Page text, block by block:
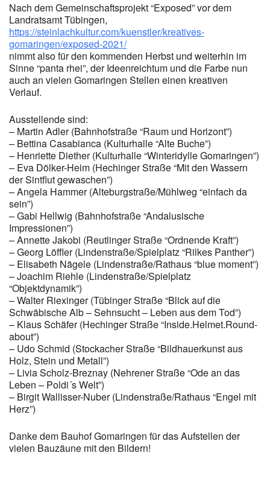
Nach dem Gemeinschaftsprojekt “Exposed” vor dem
Landratsamt Tübingen,
https://steinlachkultur.com/kuenstler/kreatives-
gomaringen/exposed-2021/
nimmt also für den kommenden Herbst und weiterhin im
Sinne “panta rhei”, der Ideenreichtum und die Farbe nun
auch an vielen Gomaringen Stellen einen kreativen
Verlauf.
Ausstellende sind:
– Martin Adler (Bahnhofstraße “Raum und Horizont”)
– Bettina Casabianca (Kulturhalle “Alte Buche”)
– Henriette Diether (Kulturhalle “Winteridylle Gomaringen”)
– Eva Dölker-Heim (Hechinger Straße “Mit den Wassern
der Sintflut gewaschen”)
– Angela Hammer (Alteburgstraße/Mühlweg “einfach da
sein”)
– Gabi Hellwig (Bahnhofstraße “Andalusische
Impressionen”)
– Annette Jakobi (Reutlinger Straße “Ordnende Kraft”)
– Georg Löffler (Lindenstraße/Spielplatz “Rilkes Panther”)
– Elisabeth Nägele (Lindenstraße/Rathaus “blue moment”)
– Joachim Riehle (Lindenstraße/Spielplatz
“Objektdynamik”)
– Walter Riexinger (Tübinger Straße “Blick auf die
Schwäbische Alb – Sehnsucht – Leben aus dem Tod”)
– Klaus Schäfer (Hechinger Straße “Inside.Helmet.Round-
about”)
– Udo Schmid (Stockacher Straße “Bildhauerkunst aus
Holz, Stein und Metall”)
– Livia Scholz-Breznay (Nehrener Straße “Ode an das
Leben – Poldi´s Welt”)
– Birgit Wallisser-Nuber (Lindenstraße/Rathaus “Engel mit
Herz”)
Danke dem Bauhof Gomaringen für das Aufstellen der
vielen Bauzäune mit den Bildern!